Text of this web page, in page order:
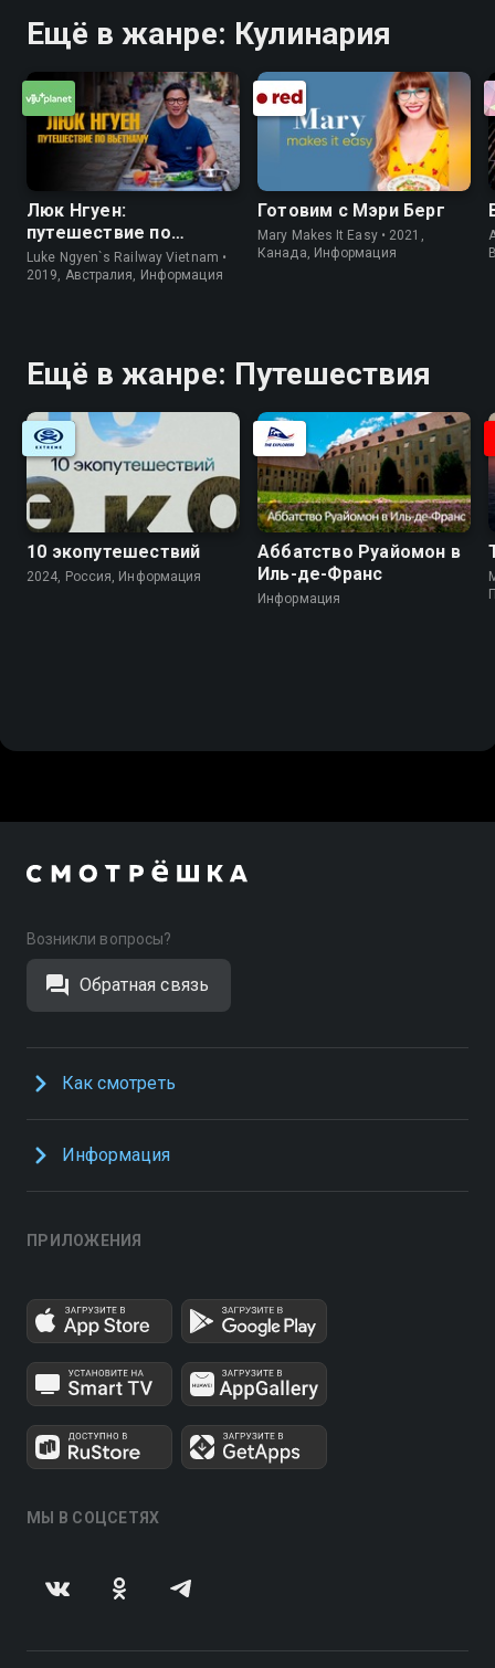
Ещё в жанре: Кулинария
Люк Нгуен:
путешествие по
Вьетнаму
Luke Ngyen`s Railway Vietnam •
2019, Австралия, Информация
Готовим с Мэри Берг
Mary Makes It Easy • 2021,
Канада, Информация
Ещё в жанре: Путешествия
10 экопутешествий
2024, Россия, Информация
Аббатство Руайомон в
Иль-де-Франс
Информация
Возникли вопросы?
Обратная связь
Как смотреть
Информация
ПРИЛОЖЕНИЯ
МЫ В СОЦСЕТЯХ